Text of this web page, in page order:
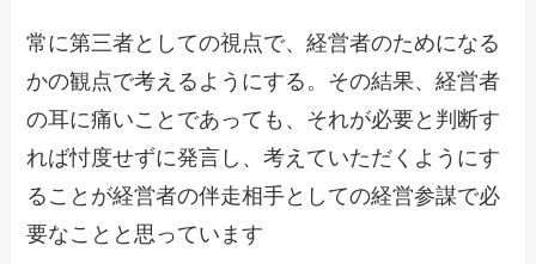
常に第三者としての視点で、経営者のためになる
かの観点で考えるようにする。その結果、経営者
の耳に痛いことであっても、それが必要と判断す
れば忖度せずに発言し、考えていただくようにす
ることが経営者の伴走相手としての経営参謀で必
要なことと思っています